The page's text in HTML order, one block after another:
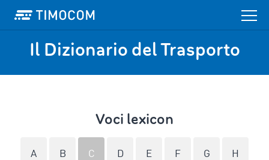
Il Dizionario del Trasporto
Voci lexicon
A B C D E F G H